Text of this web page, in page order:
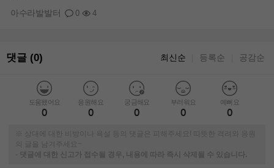
0 4
아수라발발터
댓글 (0) 최신순 등록순 공감순
도움됐어요
0
응원해요
0
궁금해요
0
부러워요
0
예뻐요
0
※ 상대에 대한 비방이나 욕설 등의 댓글은 피해주세요! 따뜻한 격려와 응원
의 글을 남겨주세요~
-
댓글에 대한 신고가 접수될 경우, 내용에 따라 즉시 삭제될 수 있습니다.